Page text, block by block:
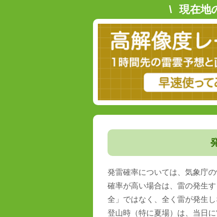
現在地
発雷確率については、気象庁
確率が高い場合は、雷の発生
全」ではなく、全く雷が発生
登山時（特に夏場）は、当日